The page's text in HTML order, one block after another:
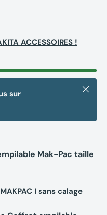
ACCESSOIRES !
sur
Fermer
Mak-Pac taille
I sans calage